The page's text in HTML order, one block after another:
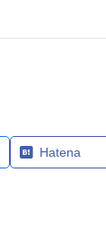
Hatena